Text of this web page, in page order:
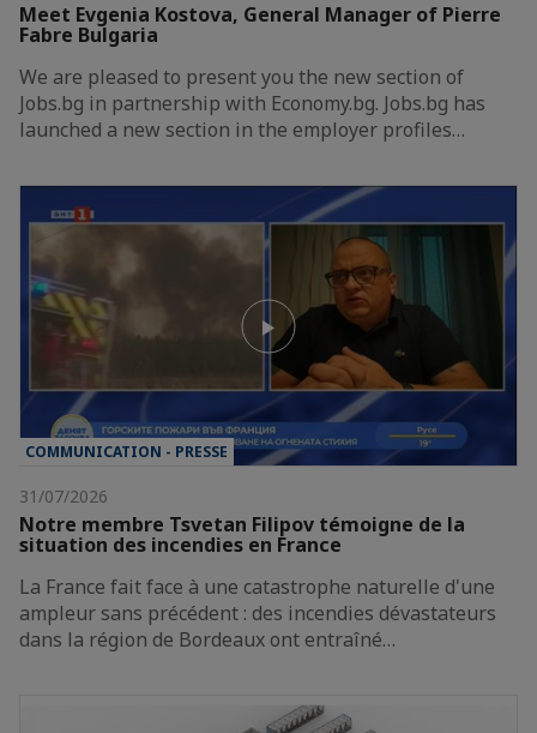
Meet Evgenia Kostova, General Manager of Pierre
Fabre Bulgaria
We are pleased to present you the new section of
Jobs.bg in partnership with Economy.bg. Jobs.bg has
launched a new section in the employer profiles…
COMMUNICATION - PRESSE
31/07/2026
Notre membre Tsvetan Filipov témoigne de la
situation des incendies en France
La France fait face à une catastrophe naturelle d'une
ampleur sans précédent : des incendies dévastateurs
dans la région de Bordeaux ont entraîné…